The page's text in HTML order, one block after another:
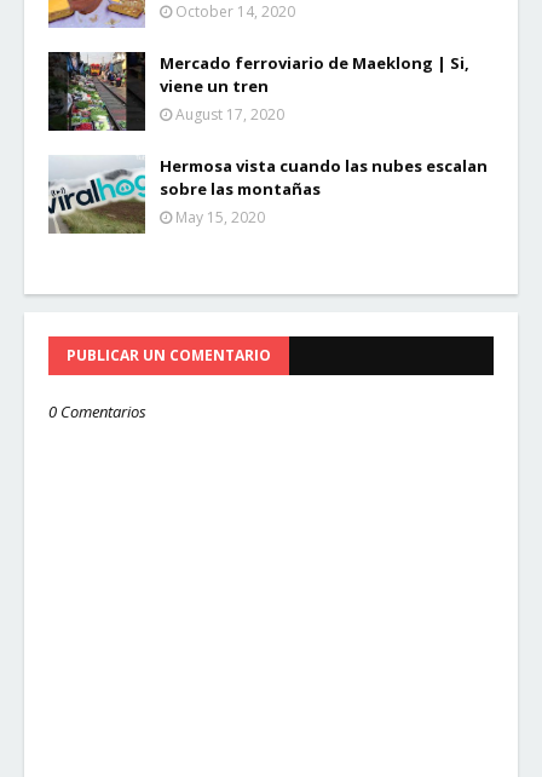
October 14, 2020
Mercado ferroviario de Maeklong | Si,
viene un tren
August 17, 2020
Hermosa vista cuando las nubes escalan
sobre las montañas
May 15, 2020
PUBLICAR UN COMENTARIO
0 Comentarios